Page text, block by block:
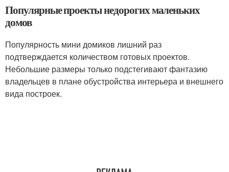
Популярные проекты недорогих маленьких
домов
Популярность мини домиков лишний раз
подтверждается количеством готовых проектов.
Небольшие размеры только подстегивают фантазию
владельцев в плане обустройства интерьера и внешнего
вида построек.